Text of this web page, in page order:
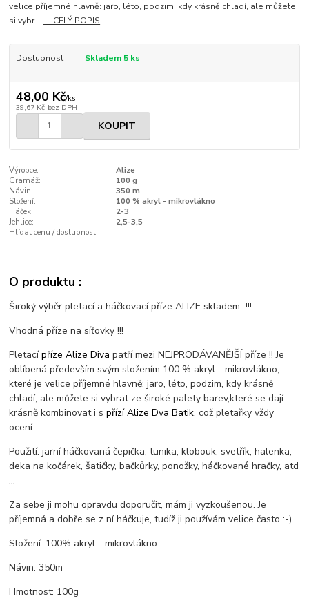
velice příjemné hlavně: jaro, léto, podzim, kdy krásně chladí, ale můžete
si vybr... .... CELÝ POPIS
Dostupnost Skladem 5 ks
48,00 Kč/ks
39,67 Kč bez DPH
KOUPIT
Výrobce:
Alize
Gramáž:
100 g
Návin:
350 m
Složení:
100 % akryl - mikrovlákno
Háček:
2-3
Jehlice:
2,5-3,5
Hlídat cenu / dostupnost
O produktu :
Široký výběr pletací a háčkovací příze ALIZE skladem !!!
Vhodná příze na síťovky !!!
Pletacípříze Alize Diva patří mezi NEJPRODÁVANĚJŠÍ příze !! Je
oblíbená především svým složením 100 % akryl - mikrovlákno,
které je velice příjemné hlavně: jaro, léto, podzim, kdy krásně
chladí, ale můžete si vybrat ze široké palety barev,které se dají
krásně kombinovat i spřízí Alize Dva Batik, což pletařky vždy
ocení.
Použití: jarní háčkovaná čepička, tunika, klobouk, svetřík, halenka,
deka na kočárek, šatičky, bačkůrky, ponožky, háčkované hračky, atd
...
Za sebe ji mohu opravdu doporučit, mám ji vyzkoušenou. Je
příjemná a dobře se z ní háčkuje, tudíž ji používám velice často :-)
Složení: 100% akryl - mikrovlákno
Návin: 350m
Hmotnost: 100g